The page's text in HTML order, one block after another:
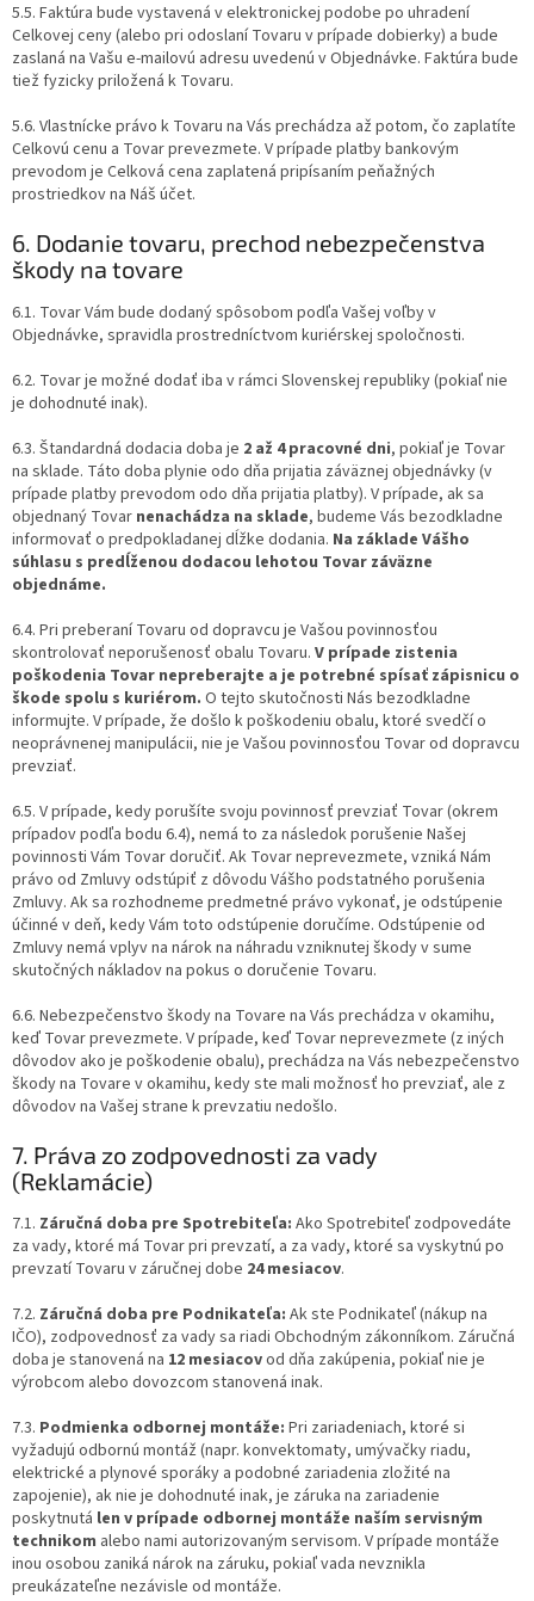
5.5. Faktúra bude vystavená v elektronickej podobe po uhradení
Celkovej ceny (alebo pri odoslaní Tovaru v prípade dobierky) a bude
zaslaná na Vašu e-mailovú adresu uvedenú v Objednávke. Faktúra bude
tiež fyzicky priložená k Tovaru.
5.6. Vlastnícke právo k Tovaru na Vás prechádza až potom, čo zaplatíte
Celkovú cenu a Tovar prevezmete. V prípade platby bankovým
prevodom je Celková cena zaplatená pripísaním peňažných
prostriedkov na Náš účet.
6. Dodanie tovaru, prechod nebezpečenstva
škody na tovare
6.1. Tovar Vám bude dodaný spôsobom podľa Vašej voľby v
Objednávke, spravidla prostredníctvom kuriérskej spoločnosti.
6.2. Tovar je možné dodať iba v rámci Slovenskej republiky (pokiaľ nie
je dohodnuté inak).
6.3. Štandardná dodacia doba je 2 až 4 pracovné dni, pokiaľ je Tovar
na sklade. Táto doba plynie odo dňa prijatia záväznej objednávky (v
prípade platby prevodom odo dňa prijatia platby). V prípade, ak sa
objednaný Tovar nenachádza na sklade, budeme Vás bezodkladne
informovať o predpokladanej dĺžke dodania. Na základe Vášho
súhlasu s predĺženou dodacou lehotou Tovar záväzne
objednáme.
6.4. Pri preberaní Tovaru od dopravcu je Vašou povinnosťou
skontrolovať neporušenosť obalu Tovaru. V prípade zistenia
poškodenia Tovar nepreberajte a je potrebné spísať zápisnicu o
škode spolu s kuriérom. O tejto skutočnosti Nás bezodkladne
informujte. V prípade, že došlo k poškodeniu obalu, ktoré svedčí o
neoprávnenej manipulácii, nie je Vašou povinnosťou Tovar od dopravcu
prevziať.
6.5. V prípade, kedy porušíte svoju povinnosť prevziať Tovar (okrem
prípadov podľa bodu 6.4), nemá to za následok porušenie Našej
povinnosti Vám Tovar doručiť. Ak Tovar neprevezmete, vzniká Nám
právo od Zmluvy odstúpiť z dôvodu Vášho podstatného porušenia
Zmluvy. Ak sa rozhodneme predmetné právo vykonať, je odstúpenie
účinné v deň, kedy Vám toto odstúpenie doručíme. Odstúpenie od
Zmluvy nemá vplyv na nárok na náhradu vzniknutej škody v sume
skutočných nákladov na pokus o doručenie Tovaru.
6.6. Nebezpečenstvo škody na Tovare na Vás prechádza v okamihu,
keď Tovar prevezmete. V prípade, keď Tovar neprevezmete (z iných
dôvodov ako je poškodenie obalu), prechádza na Vás nebezpečenstvo
škody na Tovare v okamihu, kedy ste mali možnosť ho prevziať, ale z
dôvodov na Vašej strane k prevzatiu nedošlo.
7. Práva zo zodpovednosti za vady
(Reklamácie)
7.1. Záručná doba pre Spotrebiteľa: Ako Spotrebiteľ zodpovedáte
za vady, ktoré má Tovar pri prevzatí, a za vady, ktoré sa vyskytnú po
prevzatí Tovaru v záručnej dobe 24 mesiacov.
7.2. Záručná doba pre Podnikateľa: Ak ste Podnikateľ (nákup na
IČO), zodpovednosť za vady sa riadi Obchodným zákonníkom. Záručná
doba je stanovená na 12 mesiacovod dňa zakúpenia, pokiaľ nie je
výrobcom alebo dovozcom stanovená inak.
7.3. Podmienka odbornej montáže: Pri zariadeniach, ktoré si
vyžadujú odbornú montáž (napr. konvektomaty, umývačky riadu,
elektrické a plynové sporáky a podobné zariadenia zložité na
zapojenie), ak nie je dohodnuté inak, je záruka na zariadenie
poskytnutá len v prípade odbornej montáže naším servisným
technikom alebo nami autorizovaným servisom. V prípade montáže
inou osobou zaniká nárok na záruku, pokiaľ vada nevznikla
preukázateľne nezávisle od montáže.